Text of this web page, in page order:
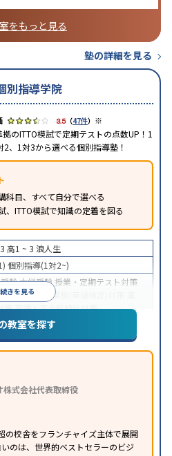
をもっと見る
塾の詳細を見る
別指導学院
3.5（47件） ※
のITTO模試で定期テストの点数UP！1
2、1対3から選べる個別指導塾！
科目、すべて自分で選べる
、ITTO模試で知識の定着を図る
続きを見る
高1 ~ 3 浪人生
個別指導(1対2~)
験大学受験 授業・定期テスト対策
習習慣の定着 英検(英語検定)対策
策英語・英会話特化対策
可能季節講習のみの受講可
の個別指導塾アンケート調査方法を参
教室を探す
株式会社代表取締役
の校舎をフランチャイズ主体で展開
のは、世界的ベストセラーのビジ